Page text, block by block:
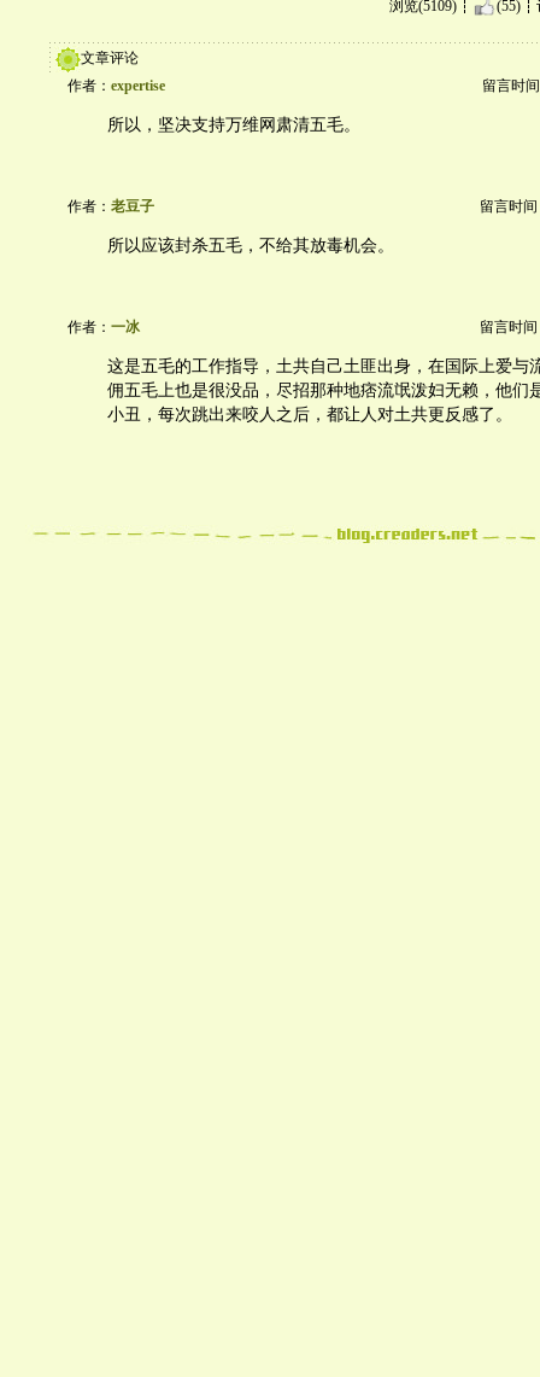
浏览(5109) (55)
文章评论
作者： expertise 留言时
所以，坚决支持万维网肃清五毛。
作者： 老豆子 留言时间
所以应该封杀五毛，不给其放毒机会。
作者： 一冰 留言时间
这是五毛的工作指导，土共自己土匪出身，在国际上爱与
佣五毛上也是很没品，尽招那种地痞流氓泼妇无赖，他们
小丑，每次跳出来咬人之后，都让人对土共更反感了。